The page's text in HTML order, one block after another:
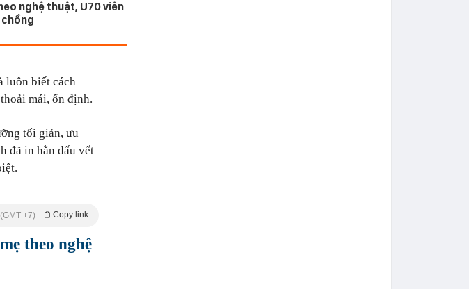
nghệ thuật, U70 viên
chồng
luôn biết cách
mái, ổn định.
tối giản, ưu
đã in hằn dấu vết
Copy link
+7)
theo nghệ